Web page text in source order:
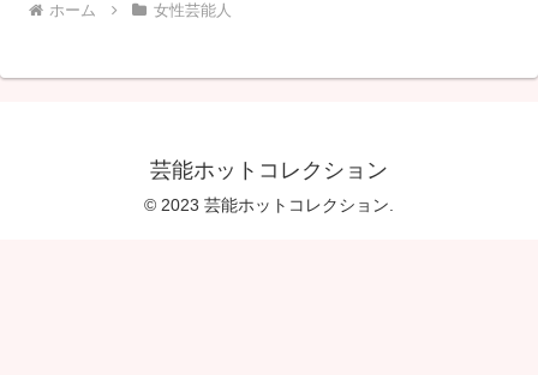
ホーム 女性芸能人
芸能ホットコレクション
© 2023 芸能ホットコレクション.